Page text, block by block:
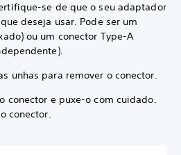
se de que o seu adaptador
deseja usar. Pode ser um
ou um conector Type-A
unhas para remover o conector.
conector e puxe-o com cuidado.
conector.